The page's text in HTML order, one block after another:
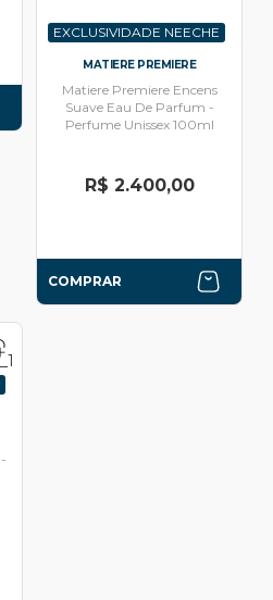
EXCLUSIVIDADE NEECHE
MATIERE PREMIERE
Matiere Premiere Encens
Suave Eau De Parfum -
Perfume Unissex 100ml
R$ 2.400,00
COMPRAR